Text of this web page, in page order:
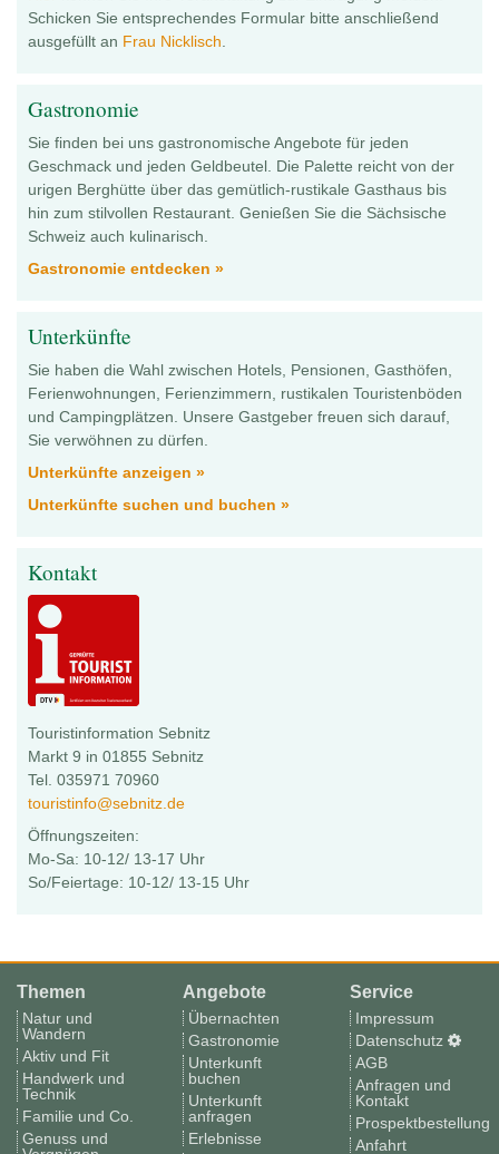
Schicken Sie entsprechendes Formular bitte anschließend
ausgefüllt an Frau Nicklisch
Gastronomie
Sie finden bei uns gastronomische Angebote für jeden
Geschmack und jeden Geldbeutel. Die Palette reicht von der
urigen Berghütte über das gemütlich-rustikale Gasthaus bis
hin zum stilvollen Restaurant. Genießen Sie die Sächsische
Schweiz auch kulinarisch.
Gastronomie entdecken »
Unterkünfte
Sie haben die Wahl zwischen Hotels, Pensionen, Gasthöfen,
Ferienwohnungen, Ferienzimmern, rustikalen Touristenböden
und Campingplätzen. Unsere Gastgeber freuen sich darauf,
Sie verwöhnen zu dürfen.
Unterkünfte anzeigen »
Unterkünfte suchen und buchen »
Kontakt
Touristinformation Sebnitz
Markt 9 in 01855 Sebnitz
Tel. 035971 70960
touristinfo@sebnitz.de
Öffnungszeiten:
Mo-Sa: 10-12/ 13-17 Uhr
So/Feiertage: 10-12/ 13-15 Uhr
Themen
Natur und
Wandern
Aktiv und Fit
Handwerk und
Technik
Familie und Co.
Genuss und
Angebote
Übernachten
Gastronomie
Unterkunft
buchen
Unterkunft
anfragen
Erlebnisse
Service
Impressum
Datenschutz
AGB
Anfragen und
Kontakt
Prospektbestellung
Anfahrt